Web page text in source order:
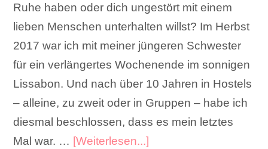
Ruhe haben oder dich ungestört mit einem
lieben Menschen unterhalten willst? Im Herbst
2017 war ich mit meiner jüngeren Schwester
für ein verlängertes Wochenende im sonnigen
Lissabon. Und nach über 10 Jahren in Hostels
– alleine, zu zweit oder in Gruppen – habe ich
diesmal beschlossen, dass es mein letztes
Mal war. … [Weiterlesen...]